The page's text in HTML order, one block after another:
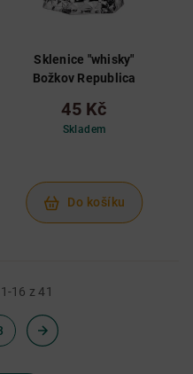
Sklenice "whisky"
Božkov Republica
45 Kč
Skladem
Do košíku
16 z 41